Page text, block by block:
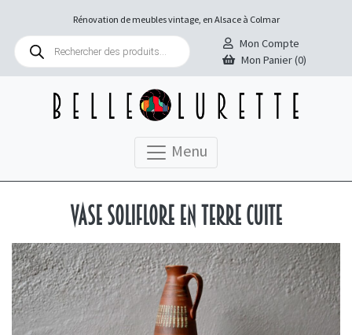
Rénovation de meubles vintage, en Alsace à Colmar
Recherche
produits
Mon Compte
Mon Panier (0)
Menu
Vase soliflore en terre cuite